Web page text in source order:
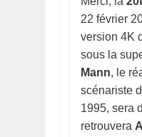
22 février
version 4K
sous la
Mann, le
scénariste
1995, sera
retrouvera